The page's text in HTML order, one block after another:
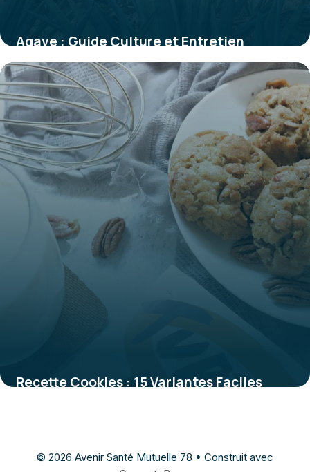
Agave : Guide Culture et Entretien
Complet
27 mai 2026
Recette Cookies : 15 Variantes Faciles
© 2026 Avenir Santé Mutuelle 78 • Construit avec